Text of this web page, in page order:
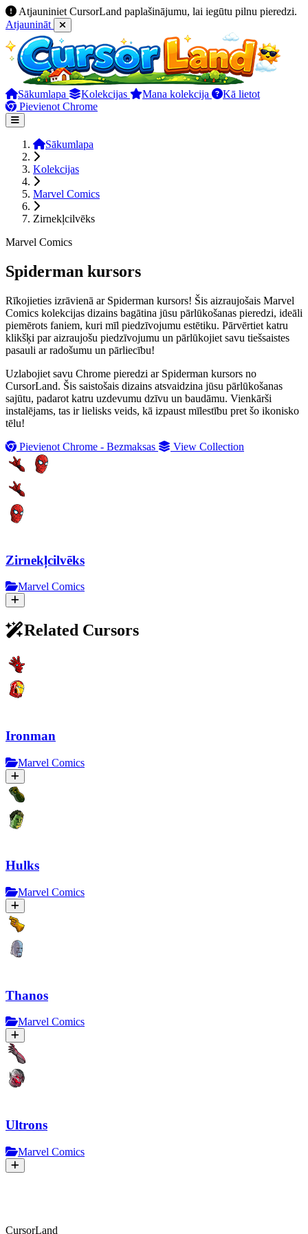
Atjauniniet CursorLand paplašinājumu, lai iegūtu pilnu pieredzi.
Atjaunināt
Sākumlapa Kolekcijas Mana kolekcija
Kā lietot
Pievienot Chrome
Sākumlapa
Kolekcijas
Marvel Comics
Zirnekļcilvēks
Marvel Comics
Spiderman kursors
Rīkojieties izrāvienā ar Spiderman kursors! Šis aizraujošais Marvel
Comics kolekcijas dizains bagātina jūsu pārlūkošanas pieredzi, ideāli
piemērots faniem, kuri mīl piedzīvojumu estētiku. Pārvērtiet katru
klikšķi par aizraujošu piedzīvojumu un pārlūkojiet savu tiešsaistes
pasauli ar radošumu un pārliecību!
Uzlabojiet savu Chrome pieredzi ar Spiderman kursors no
CursorLand. Šis saistošais dizains atsvaidzina jūsu pārlūkošanas
sajūtu, padarot katru uzdevumu dzīvu un baudāmu. Vienkārši
instalējams, tas ir lielisks veids, kā izpaust mīlestību pret šo ikonisko
tēlu!
Pievienot Chrome - Bezmaksas
View Collection
Zirnekļcilvēks
Marvel Comics
Related Cursors
Ironman
Marvel Comics
Hulks
Marvel Comics
Thanos
Marvel Comics
Ultrons
Marvel Comics
CursorLand